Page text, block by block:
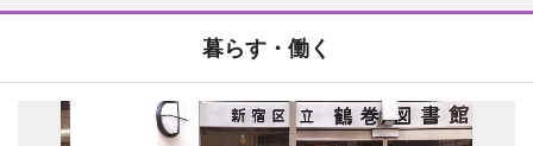
暮らす・働く